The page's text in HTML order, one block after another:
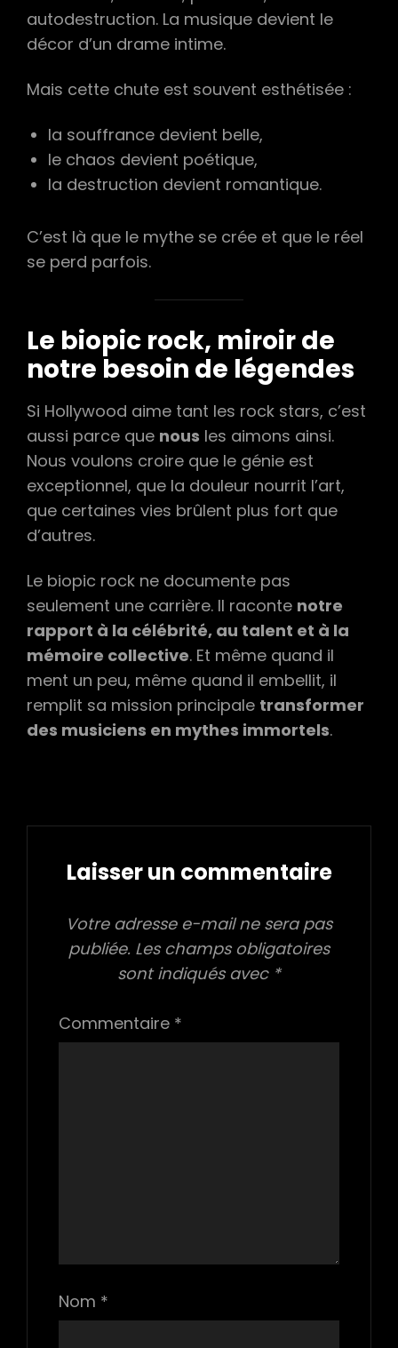
autodestruction. La musique devient le
décor d’un drame intime.
Mais cette chute est souvent esthétisée :
la souffrance devient belle,
le chaos devient poétique,
la destruction devient romantique.
C’est là que le mythe se crée et que le réel
se perd parfois.
Le biopic rock, miroir de
notre besoin de légendes
Si Hollywood aime tant les rock stars, c’est
aussi parce que nous les aimons ainsi.
Nous voulons croire que le génie est
exceptionnel, que la douleur nourrit l’art,
que certaines vies brûlent plus fort que
d’autres.
Le biopic rock ne documente pas
seulement une carrière. Il raconte notre
rapport à la célébrité, au talent et à la
mémoire collective. Et même quand il
ment un peu, même quand il embellit, il
remplit sa mission principale transformer
des musiciens en mythes immortels.
Laisser un commentaire
Votre adresse e-mail ne sera pas
publiée. Les champs obligatoires
sont indiqués avec *
Commentaire *
Nom *